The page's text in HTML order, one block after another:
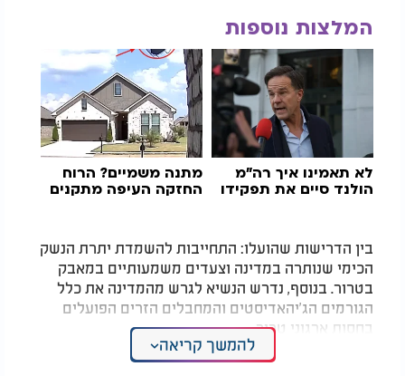
המלצות נוספות
לא תאמינו איך רה"מ
הולנד סיים את תפקידו
מתנה משמיים? הרוח
החזקה העיפה מתקנים
בין הדרישות שהועלו: התחייבות להשמדת יתרת הנשק
הכימי שנותרה במדינה וצעדים משמעותיים במאבק
בטרור. בנוסף, נדרש הנשיא לגרש מהמדינה את כלל
הגורמים הג’יהאדיסטים והמחבלים הזרים הפועלים
בחסות ארגוני טרור.
מילס ציין כי הנשיא הסורי הביע רצון להתמודד עם
להמשך קריאה